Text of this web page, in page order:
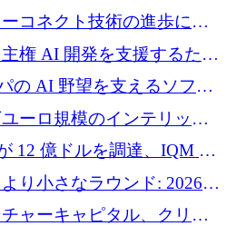
コネクト技術の進歩に向
プレシードラウンドを終了
主権 AI 開発を支援するため
達
の AI 野望を支えるソフト
ーロ規模のインテリック
ーンにソフトウェアファ
12 億ドルを調達、IQM が
初の欧州量子企業とな
タートアップ資金調達
り小さなラウンド: 2026
ートアップ資金調達
ャーキャピタル、クリメ